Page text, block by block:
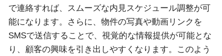
で連絡すれば、スムーズな内見スケジュール調整が可
能になります。さらに、物件の写真や動画リンクを
SMSで送信することで、視覚的な情報提供が可能とな
り、顧客の興味を引き出しやすくなります。このよう